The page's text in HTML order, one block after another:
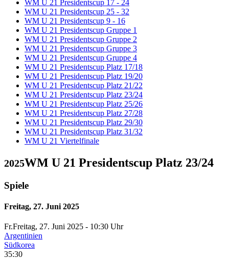
WM U 21 Presidentscup 17 - 24
WM U 21 Presidentscup 25 - 32
WM U 21 Presidentscup 9 - 16
WM U 21 Presidentscup Gruppe 1
WM U 21 Presidentscup Gruppe 2
WM U 21 Presidentscup Gruppe 3
WM U 21 Presidentscup Gruppe 4
WM U 21 Presidentscup Platz 17/18
WM U 21 Presidentscup Platz 19/20
WM U 21 Presidentscup Platz 21/22
WM U 21 Presidentscup Platz 23/24
WM U 21 Presidentscup Platz 25/26
WM U 21 Presidentscup Platz 27/28
WM U 21 Presidentscup Platz 29/30
WM U 21 Presidentscup Platz 31/32
WM U 21 Viertelfinale
2025WM U 21 Presidentscup Platz 23/24
Spiele
Freitag, 27. Juni 2025
Fr.Freitag, 27. Juni 2025 - 10:30 Uhr
Argentinien
Südkorea
35:30